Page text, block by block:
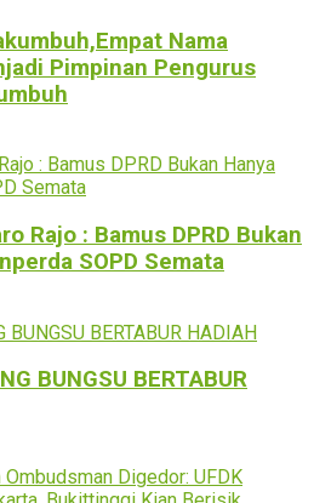
Nama
Pimpinan Pengurus
Rajo : Bamus DPRD Bukan
SOPD Semata
BUNGSU BERTABUR